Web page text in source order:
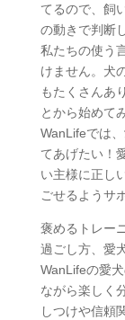
てるので、飼
の動きで判断
私たちの使う
けません。犬
もたくさんあ
とから始めて
WanLifeでは
てあげたい！
い主様に正し
ごせるようサ
褒めるトレー
過ごし方、愛
WanLifeの愛
ながら楽しく
しつけや信頼